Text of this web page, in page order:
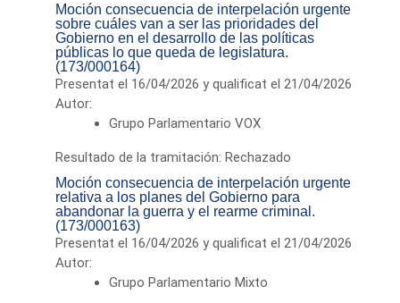
Moción consecuencia de interpelación urgente
sobre cuáles van a ser las prioridades del
Gobierno en el desarrollo de las políticas
públicas lo que queda de legislatura.
(173/000164)
Presentat el 16/04/2026 y qualificat el 21/04/2026
Autor:
Grupo Parlamentario VOX
Resultado de la tramitación: Rechazado
Moción consecuencia de interpelación urgente
relativa a los planes del Gobierno para
abandonar la guerra y el rearme criminal.
(173/000163)
Presentat el 16/04/2026 y qualificat el 21/04/2026
Autor:
Grupo Parlamentario Mixto